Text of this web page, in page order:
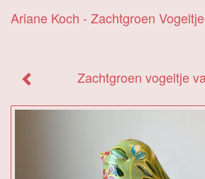
Zachtgroen vogeltje